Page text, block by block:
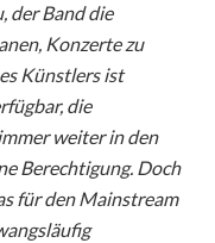
der Band die
Konzerte zu
Künstlers ist
die
weiter in den
Berechtigung. Doch
für den Mainstream